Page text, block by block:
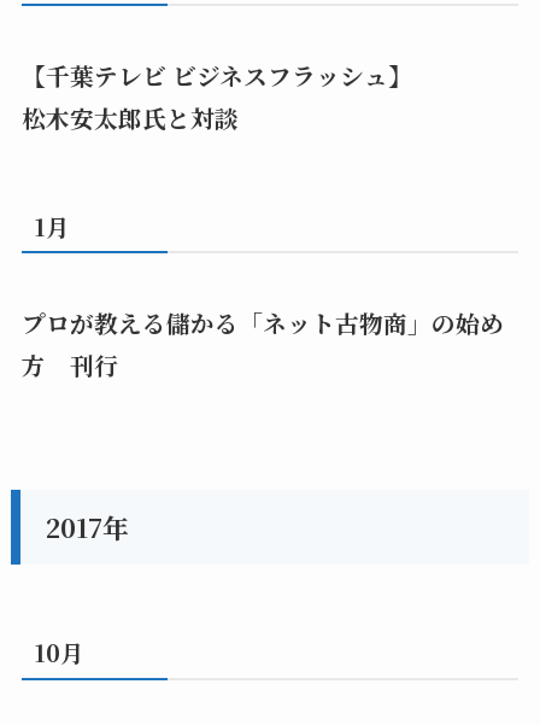
【千葉テレビ ビジネスフラッシュ】
松木安太郎氏と対談
1月
プロが教える儲かる「ネット古物商」の始め
方 刊行
2017年
10月